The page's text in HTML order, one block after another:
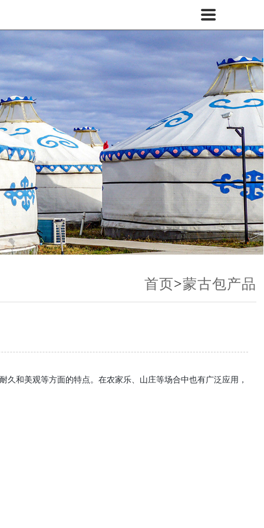
网站首页
蒙古包产品
蒙古包价格
蒙古包图片
蒙古包介绍
新闻案例
蒙古包厂家
联系我们
首页 >蒙古包产品
和美观等方面的特点。在农家乐、山庄等场合中也有广泛应用，